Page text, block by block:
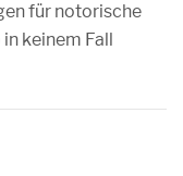
für notorische
keinem Fall